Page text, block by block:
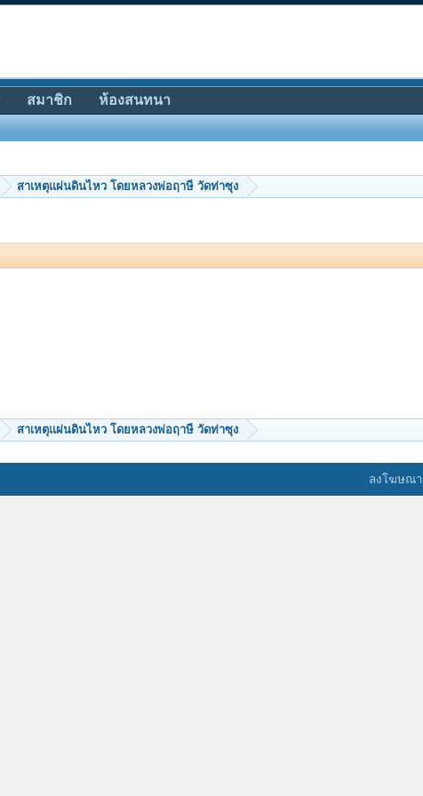
สาเหตุแผ่นดินไหว โดยหลวงพ่อฤาษี วัดท่าซุง
สาเหตุแผ่นดินไหว โดยหลวงพ่อฤาษี วัดท่าซุง
สมาชิก ห้องสนทนา
ลงโฆษณา